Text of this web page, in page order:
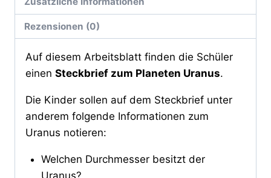
Rezensionen (0)
Auf diesem Arbeitsblatt finden die Schüler
einen Steckbrief zum Planeten Uranus.
Die Kinder sollen auf dem Steckbrief unter
anderem folgende Informationen zum
Uranus notieren:
Welchen Durchmesser besitzt der